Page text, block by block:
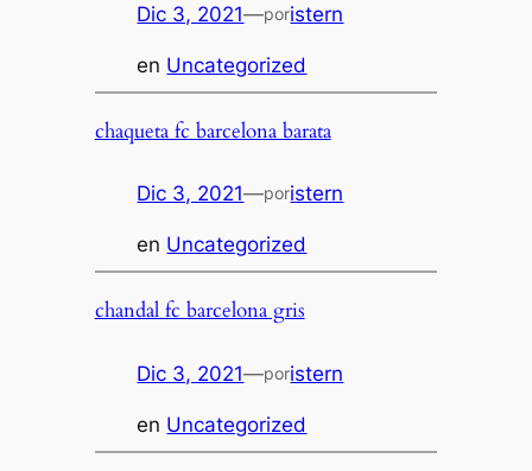
Dic 3, 2021—poristern
en Uncategorized
chaqueta fc barcelona barata
Dic 3, 2021—poristern
en Uncategorized
chandal fc barcelona gris
Dic 3, 2021—poristern
en Uncategorized